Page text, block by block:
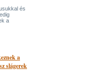
és
a
a
slágerek